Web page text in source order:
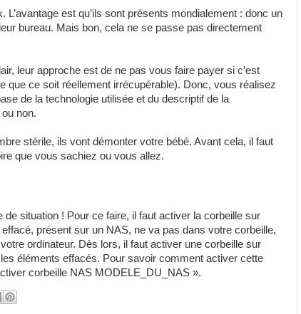
est qu’ils sont présents mondialement : donc un
bureau. Mais bon, cela ne se passe pas directement
leur approche est de ne pas vous faire payer si c’est
que ce soit réellement irrécupérable). Donc, vous réalisez
de la technologie utilisée et du descriptif de la
non.
stérile, ils vont démonter votre bébé. Avant cela, il faut
que vous sachiez ou vous allez.
de situation ! Pour ce faire, il faut activer la corbeille sur
présent sur un NAS, ne va pas dans votre corbeille,
ordinateur. Dès lors, il faut activer une corbeille sur
éléments effacés. Pour savoir comment activer cette
corbeille NAS MODELE_DU_NAS ».